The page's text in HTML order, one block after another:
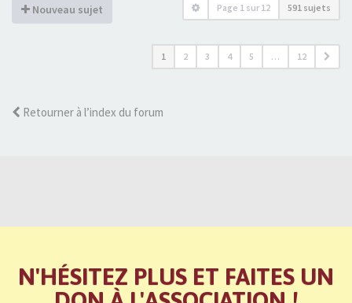
Nouveau sujet Page 1 sur 12 591 sujets
1 2 3 4 5 … 12
Retourner à l’index du forum
N'HÉSITEZ PLUS ET FAITES UN